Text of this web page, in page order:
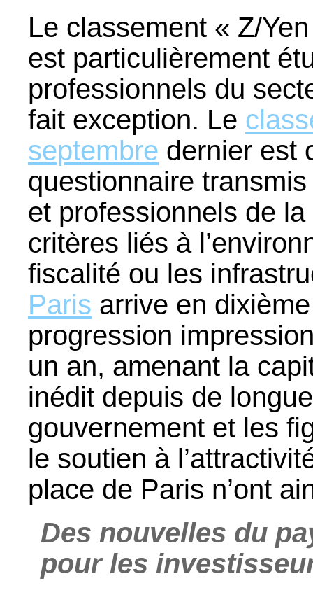
Le classement « Z/
est particulièrement
professionnels du
fait exception. Le
septembre dernier est
questionnaire
et professionnels de
critères liés à
fiscalité ou les
Paris arrive en
progression
un an, amenant la
inédit depuis de
gouvernement et les
le soutien à
place de Paris n’ont
Des nouvelles du
pour les